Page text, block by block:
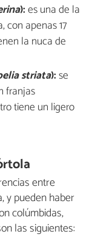
):es una de la
con apenas 17
la nuca de
striata):se
franjas
tiene un ligero
entre
y pueden haber
colúmbidas,
las siguientes: